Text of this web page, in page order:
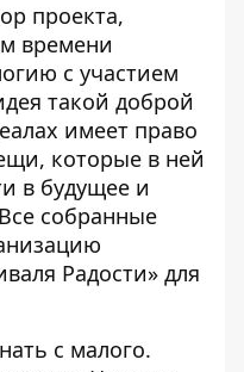
проекта,
времени
с участием
такой доброй
имеет право
которые в ней
в будущее и
собранные
Радости» для
с малого.